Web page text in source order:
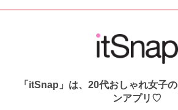
「itSnap」は、20代おしゃれ女子
ンアプリ♡